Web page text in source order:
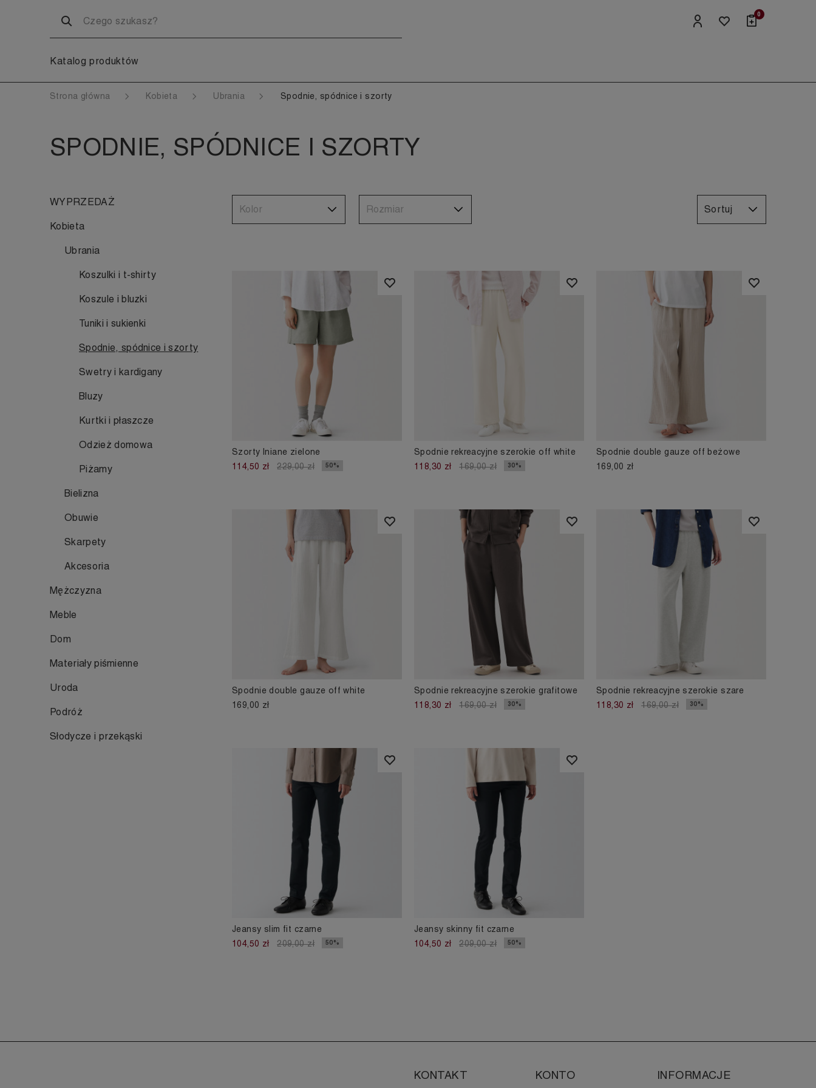
0
Katalog produktów
Strona główna Kobieta Ubrania Spodnie, spódnice i szorty
SPODNIE, SPÓDNICE I SZORTY
WYPRZEDAŻ
Kobieta
Ubrania
Koszulki i t-shirty
Koszule i bluzki
Tuniki i sukienki
Spodnie, spódnice i szorty
Swetry i kardigany
Bluzy
Kurtki i płaszcze
Odzież domowa
Piżamy
Bielizna
Obuwie
Skarpety
Akcesoria
Mężczyzna
Meble
Dom
Materiały piśmienne
Uroda
Podróż
Słodycze i przekąski
Kolor Rozmiar Sortuj
Szorty lniane zielone
114,50 zł
229,00 zł 50%
Spodnie rekreacyjne szerokie off white
118,30 zł
169,00 zł 30%
Spodnie double gauze off beżowe
169,00 zł
Spodnie double gauze off white
169,00 zł
Spodnie rekreacyjne szerokie grafitowe
118,30 zł
169,00 zł 30%
Spodnie rekreacyjne szerokie szare
118,30 zł
169,00 zł 30%
Jeansy slim fit czarne
104,50 zł
209,00 zł 50%
Jeansy skinny fit czarne
104,50 zł
209,00 zł 50%
KONTAKT KONTO INFORMACJE